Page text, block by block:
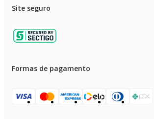
Site seguro
Formas de pagamento